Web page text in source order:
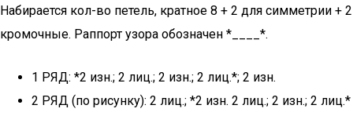
Набирается кол-во петель, кратное 8 + 2 для симметрии + 2
кромочные. Раппорт узора обозначен *____*.
1 РЯД: *2 изн.; 2 лиц.; 2 изн.; 2 лиц.*; 2 изн.
2 РЯД (по рисунку): 2 лиц.; *2 изн. 2 лиц.; 2 изн.; 2 лиц.*